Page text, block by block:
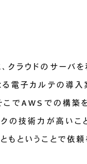
クラウドのサーバ
る電子カルテの導
こでAWSでの構築
の技術力が高いこ
もということで依